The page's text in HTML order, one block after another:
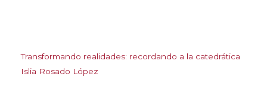
Transformando realidades: recordando a la catedrática
Islia Rosado López